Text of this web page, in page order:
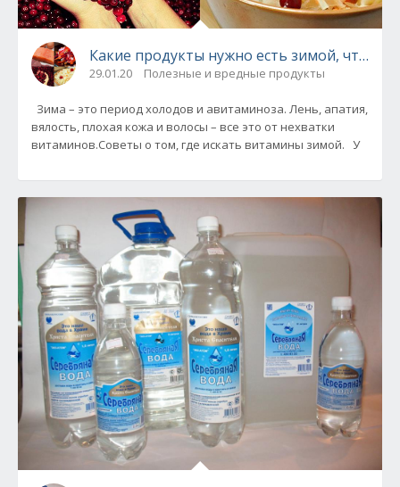
Какие продукты нужно есть зимой, чтобы
29.01.20 Полезные и вредные продукты
Зима – это период холодов и авитаминоза. Лень, апатия,
вялость, плохая кожа и волосы – все это от нехватки
витаминов.Советы о том, где искать витамины зимой. У